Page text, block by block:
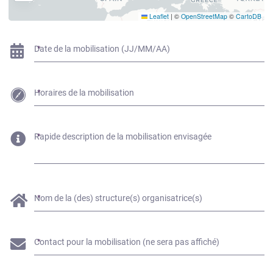
Leaflet | © OpenStreetMap © CartoDB
Date de la mobilisation (JJ/MM/AA)
Horaires de la mobilisation
Rapide description de la mobilisation envisagée
Nom de la (des) structure(s) organisatrice(s)
Contact pour la mobilisation (ne sera pas affiché)